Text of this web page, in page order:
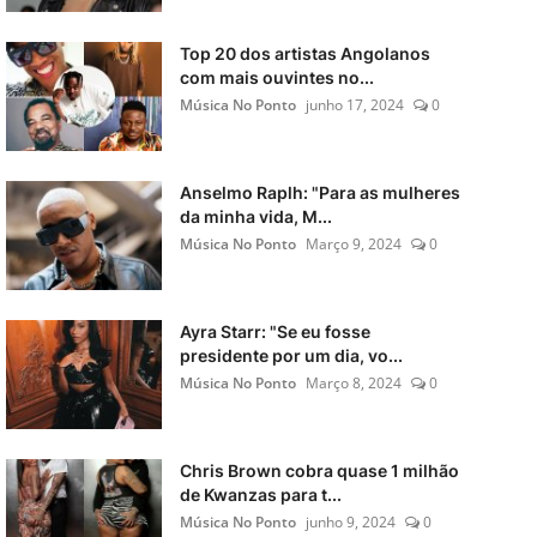
Top 20 dos artistas Angolanos
com mais ouvintes no...
Música No Ponto junho 17, 2024 0
Anselmo Raplh: "Para as mulheres
da minha vida, M...
Música No Ponto Março 9, 2024 0
Ayra Starr: "Se eu fosse
presidente por um dia, vo...
Música No Ponto Março 8, 2024 0
Chris Brown cobra quase 1 milhão
de Kwanzas para t...
Música No Ponto junho 9, 2024 0